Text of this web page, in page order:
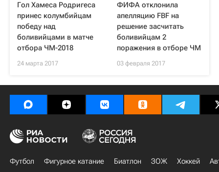
Гол Хамеса Родригеса
принес колумбийцам
победу над
боливийцами в матче
отбора ЧМ-2018
24 марта 2017
ФИФА отклонила
апелляцию FBF на
решение засчитать
боливийцам 2
поражения в отборе ЧМ
03 февраля 2017
Футбол Фигурное катание Биатлон ЗОЖ Хоккей